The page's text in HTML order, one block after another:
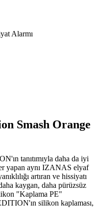
Alarmı
Smash Orange
tanıtımıyla daha da iyi
yapan aynı IZANAS elyaf
artıran ve hissiyatı
kaygan, daha pürüzsüz
"Kaplama PE"
silikon kaplaması,